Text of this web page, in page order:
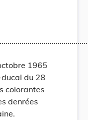
1965
du 28
colorantes
denrées